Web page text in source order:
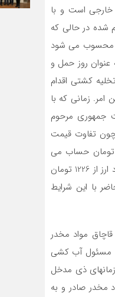
خارجی است و با
بیشتر از 10 هزار یورو قاچاق اعلام شده در حالی که
محسوب می شود
است. بعد از انقلاب اسلامی بنابر دستور رهبر کبیر انقلاب، 26 آذر به عنوان روز حمل و
کشتی اقدام
امر. زمانی که با
جمهوری مرحوم
آمد. چون تفاوت قیمت
جبران ناپذیری بر صنف ما داشت.سالها خسارت وارد شده بر کالا را بر مبنای ارز دولتی 300 تومان حساب می
کردند در حالی که ارز 800 تومان بود. باز هم حمل و نقل بین المللی آسیب دید. در دوره آقای احمدی نژاد ارز از 1226 تومان
با این شرایط
مواد مخدر
مسئول آب کشی
و سازمانهای ذی مدخل
مخدر صادر و به